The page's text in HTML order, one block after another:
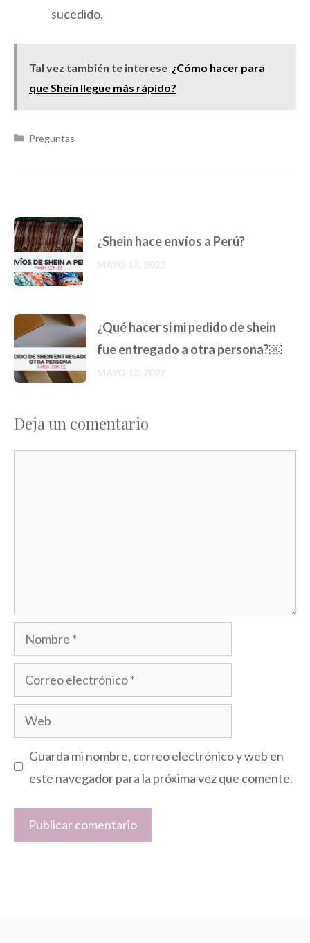
sucedido.
Tal vez también te interese ¿Cómo hacer para
que Shein llegue más rápido?
Categorías
Preguntas
¿Shein hace envíos a Perú?
MAYO 13, 2022
¿Qué hacer si mi pedido de shein
fue entregado a otra persona?￼
MAYO 13, 2022
Deja un comentario
Nombre
Correo
electrónico
Web
Guarda mi nombre, correo electrónico y web en
este navegador para la próxima vez que comente.